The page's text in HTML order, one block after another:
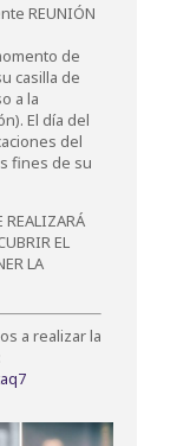
REUNIÓN
de
casilla de
a la
El día del
del
fines de su
REALIZARÁ
EL
LA
a realizar la